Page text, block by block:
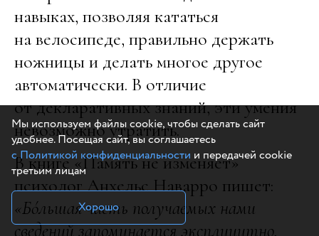
навыках, позволяя кататься
на велосипеде, правильно держать
ножницы и делать многое другое
автоматически. В отличие
от декларативных знаний, эти умения
невозможно утратить.
В книге «Память не изменяет»
психолог Анхельс Наварро пишет:
«Бóльшая часть получаемых нами
сведений запоминается эксплицитно,
Мы используем файлы cookie, чтобы сделать сайт
удобнее. Посещая сайт, вы соглашаетесь
с Политикой конфиденциальности и передачей cookie
третьим лицам
Хорошо